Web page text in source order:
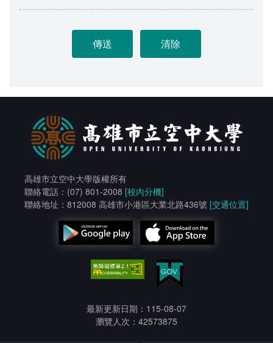
高雄市立空中大學版權所有
聯絡電話：(07) 801-2008 [校內分機]
聯絡地址：812008 高雄市小港區大業北路436號 [交通位置]
最新更新日期：115-08-07
瀏覽人次：42573875